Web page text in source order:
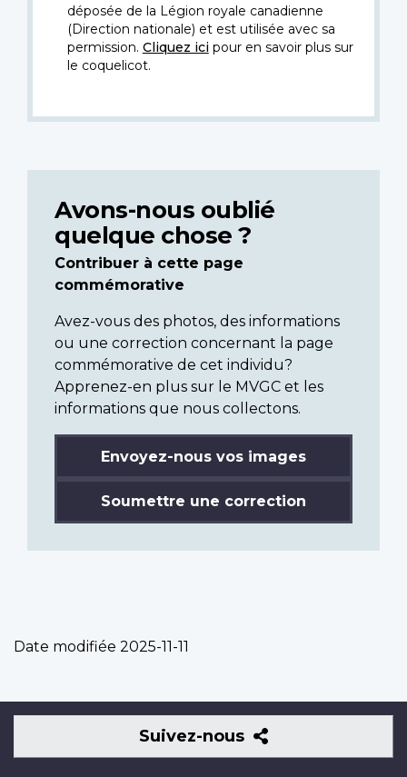
déposée de la Légion royale canadienne
(Direction nationale) et est utilisée avec sa
permission. Cliquez icipour en savoir plus sur
le coquelicot.
Avons-nous oublié
quelque chose ?
Contribuer à cette page
commémorative
Avez-vous des photos, des informations
ou une correction concernant la page
commémorative de cet individu?
Apprenez-en plus sur le MVGC et les
informations que nous collectons.
Envoyez-nous vos images
Soumettre une correction
Date modifiée 2025-11-11
Suivez-nous
Suivez-
nous